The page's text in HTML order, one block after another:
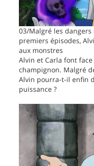
03/Malgré les
premiers épisodes,
aux monstres
Alvin et Carla font
champignon. Malgré
Alvin pourra-t-il enfin
puissance ?